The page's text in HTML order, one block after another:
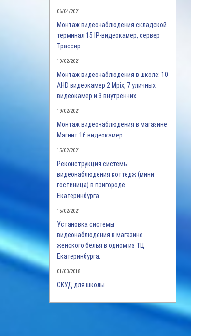
06/04/2021
Монтаж видеонаблюдения складской
терминал 15 IP-видеокамер, сервер
Трассир
19/02/2021
Монтаж видеонаблюдения в школе: 10
AHD видеокамер 2 Mpix, 7 уличных
видеокамер и 3 внутренних.
19/02/2021
Монтаж видеонаблюдения в магазине
Магнит 16 видеокамер
15/02/2021
Реконструкция системы
видеонаблюдения коттедж (мини
гостиница) в пригороде
Екатеринбурга
15/02/2021
Установка системы
видеонаблюдения в магазине
женского белья в одном из ТЦ
Екатеринбурга.
01/03/2018
СКУД для школы